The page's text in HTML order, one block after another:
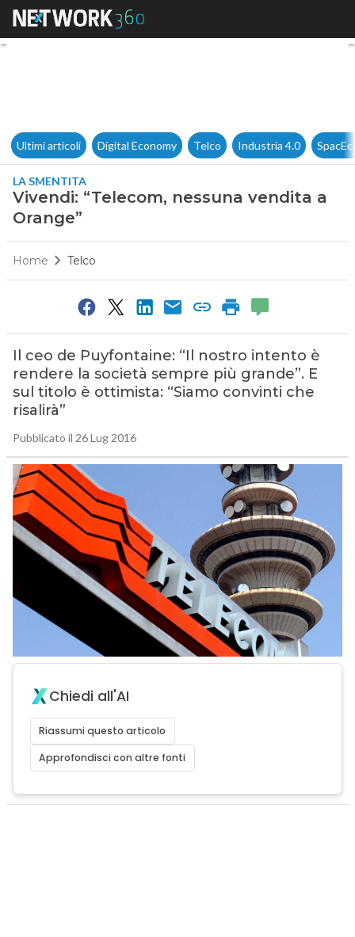
Vivendi: “Telecom, nessuna
Ultimi articoli Digital Economy Telco Industria 4.0
LA SMENTITA
Vivendi: “Telecom, nessuna vendita a
Orange”
Home Telco
Il ceo de Puyfontaine: “Il nostro intento è
rendere la società sempre più grande”. E
sul titolo è ottimista: “Siamo convinti che
risalirà”
Pubblicato il 26 Lug 2016
Chiedi all'AI
Riassumi questo articolo
Approfondisci con altre fonti